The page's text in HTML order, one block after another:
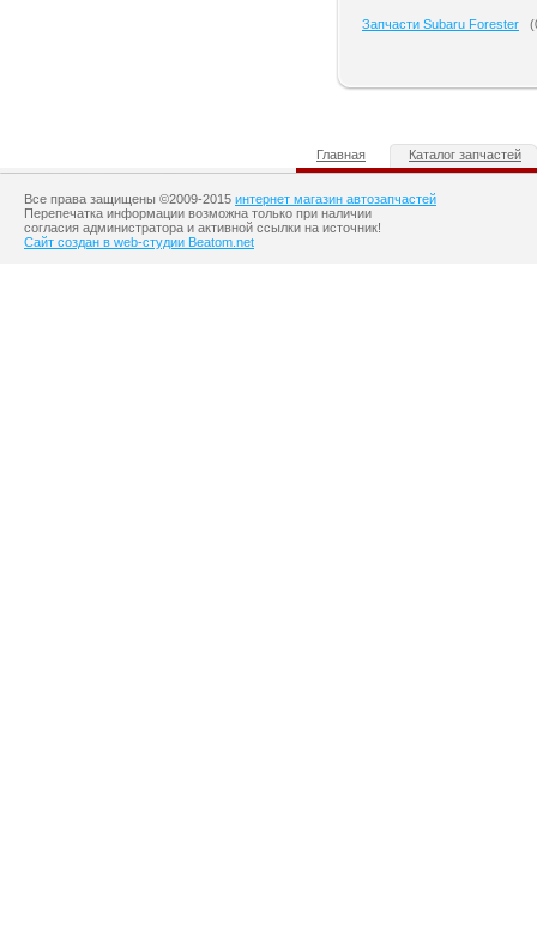
Запчасти Subaru Forester (
Главная Каталог запчастей
Все права защищены ©2009-2015 интернет магазин автозапчастей
Перепечатка информации возможна только при наличии
согласия администратора и активной ссылки на источник!
Сайт создан в web-студии Beatom.net